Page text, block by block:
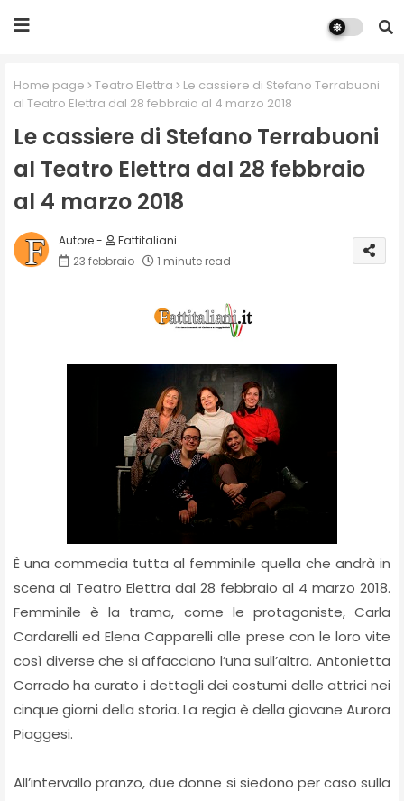
Home page Teatro Elettra
Le cassiere di Stefano Terrabuoni
al Teatro Elettra dal 28 febbraio al 4 marzo 2018
Le cassiere di Stefano Terrabuoni
al Teatro Elettra dal 28 febbraio
al 4 marzo 2018
Fattitaliani
23 febbraio
1 minute read
È una commedia tutta al femminile quella che andrà in
scena al Teatro Elettra dal 28 febbraio al 4 marzo 2018.
Femminile è la trama, come le protagoniste, Carla
Cardarelli ed Elena Capparelli alle prese con le loro vite
così diverse che si affacciano l’una sull’altra. Antonietta
Corrado ha curato i dettagli dei costumi delle attrici nei
cinque giorni della storia. La regia è della giovane Aurora
Piaggesi.
All’intervallo pranzo, due donne si siedono per caso sulla